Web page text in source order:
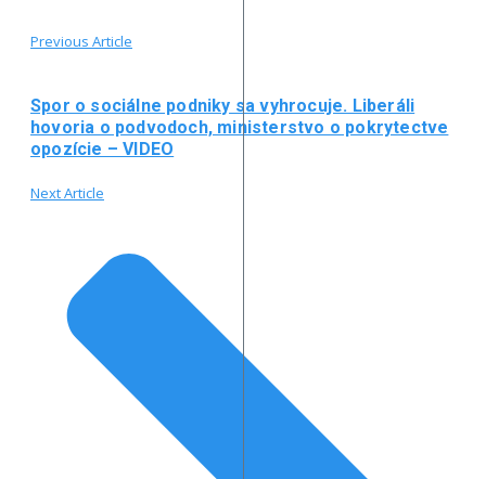
Previous Article
Spor o sociálne podniky sa vyhrocuje. Liberáli
hovoria o podvodoch, ministerstvo o pokrytectve
opozície – VIDEO
Next Article